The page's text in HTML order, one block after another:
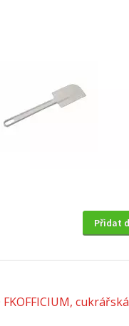
Přidat